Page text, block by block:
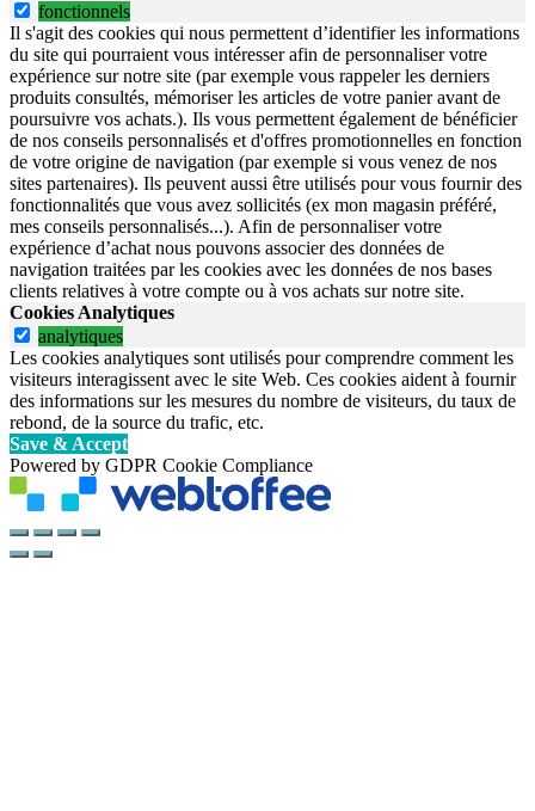
fonctionnels
Il s'agit des cookies qui nous permettent d’identifier les informations
du site qui pourraient vous intéresser afin de personnaliser votre
expérience sur notre site (par exemple vous rappeler les derniers
produits consultés, mémoriser les articles de votre panier avant de
poursuivre vos achats.). Ils vous permettent également de bénéficier
de nos conseils personnalisés et d'offres promotionnelles en fonction
de votre origine de navigation (par exemple si vous venez de nos
sites partenaires). Ils peuvent aussi être utilisés pour vous fournir des
fonctionnalités que vous avez sollicités (ex mon magasin préféré,
mes conseils personnalisés...). Afin de personnaliser votre
expérience d’achat nous pouvons associer des données de
navigation traitées par les cookies avec les données de nos bases
clients relatives à votre compte ou à vos achats sur notre site.
Cookies Analytiques
analytiques
Les cookies analytiques sont utilisés pour comprendre comment les
visiteurs interagissent avec le site Web. Ces cookies aident à fournir
des informations sur les mesures du nombre de visiteurs, du taux de
rebond, de la source du trafic, etc.
Save & Accept
Powered by GDPR Cookie Compliance